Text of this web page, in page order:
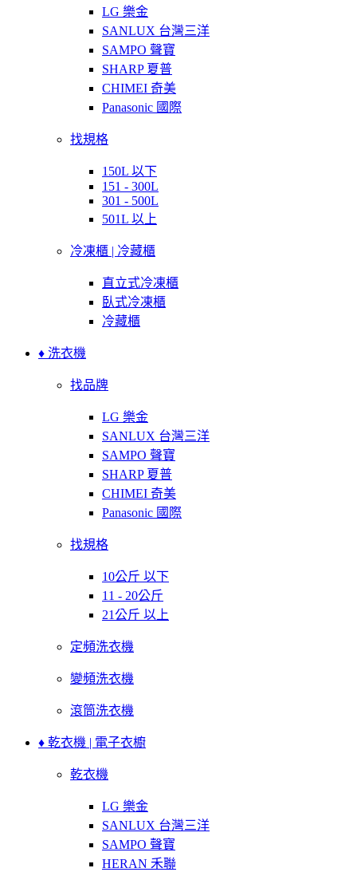
LG 樂金
SANLUX 台灣三洋
SAMPO 聲寶
SHARP 夏普
CHIMEI 奇美
Panasonic 國際
找規格
150L 以下
151 - 300L
301 - 500L
501L 以上
冷凍櫃 | 冷藏櫃
直立式冷凍櫃
臥式冷凍櫃
冷藏櫃
♦ 洗衣機
找品牌
LG 樂金
SANLUX 台灣三洋
SAMPO 聲寶
SHARP 夏普
CHIMEI 奇美
Panasonic 國際
找規格
10公斤 以下
11 - 20公斤
21公斤 以上
定頻洗衣機
變頻洗衣機
滾筒洗衣機
♦ 乾衣機 | 電子衣櫥
乾衣機
LG 樂金
SANLUX 台灣三洋
SAMPO 聲寶
HERAN 禾聯